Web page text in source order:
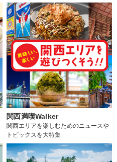
関西満喫Walker
関西エリアを楽しむためのニュースや
トピックスを大特集